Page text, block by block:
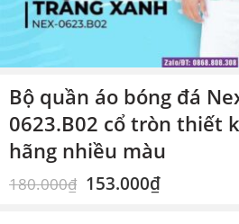
Bộ quần áo bóng đá
0623.B02 cổ tròn thiết
hãng nhiều màu
180.000₫ 153.000₫